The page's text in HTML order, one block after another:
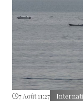
7 Août 11:27